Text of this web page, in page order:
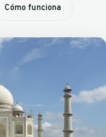
Cómo funciona